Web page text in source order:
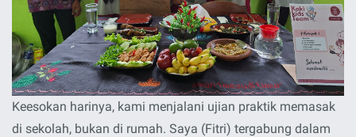
Keesokan harinya, kami menjalani ujian praktik memasak
di sekolah, bukan di rumah. Saya (Fitri) tergabung dalam